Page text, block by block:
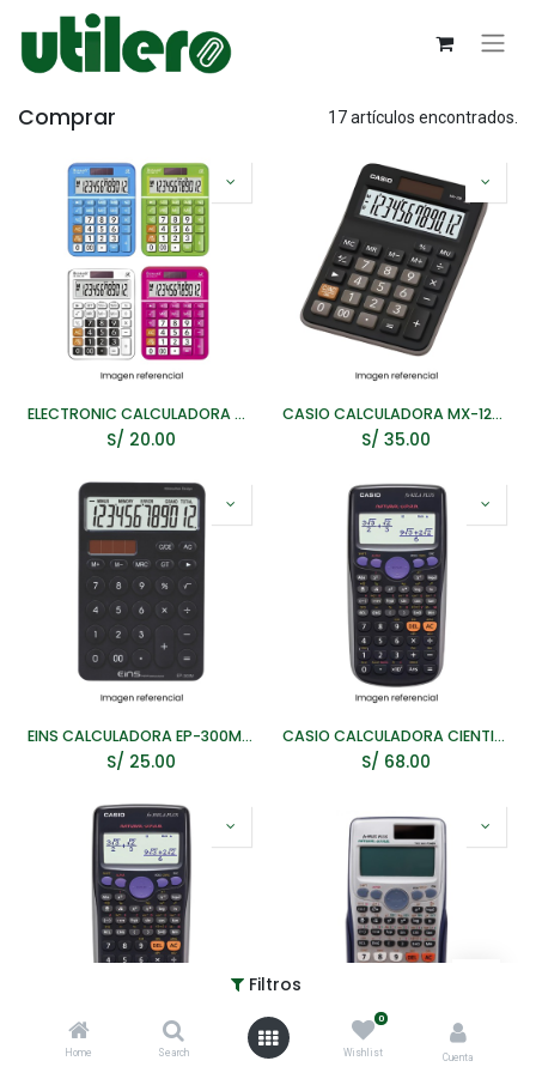
Filtros
Home Search
0
Wishlist Cuenta
Comprar 17 artículos encontrados.
ELECTRONIC CALCULADORA COLOR 12S (12DIG)
S/ 20.00
CASIO CALCULADORA MX-12B-BK NEGRO
S/ 35.00
EINS CALCULADORA EP-300M BK 12DIG NEGRO
S/ 25.00
CASIO CALCULADORA CIENTIFICA FX-82LA PLUS NEGRO
S/ 68.00